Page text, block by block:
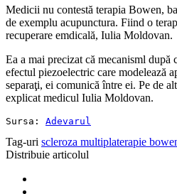
Medicii nu contestă terapia Bowen,
de exemplu acupunctura. Fiind o
recuperare emdicală, Iulia Moldovan.
Ea a mai precizat că mecanisml
efectul piezoelectric care modelează
separaţi, ei comunică între ei. Pe de
explicat medicul Iulia Moldovan.
Sursa: Adevarul
Tag-uri scleroza multiplaterapie
Distribuie articolul